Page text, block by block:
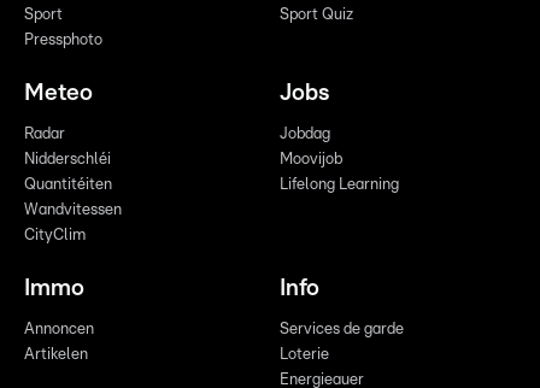
Sport
Pressphoto
Sport Quiz
Meteo
Radar
Nidderschléi
Quantitéiten
Wandvitessen
CityClim
Jobs
Jobdag
Moovijob
Lifelong Learning
Immo
Annoncen
Artikelen
Info
Services de garde
Loterie
Energieauer